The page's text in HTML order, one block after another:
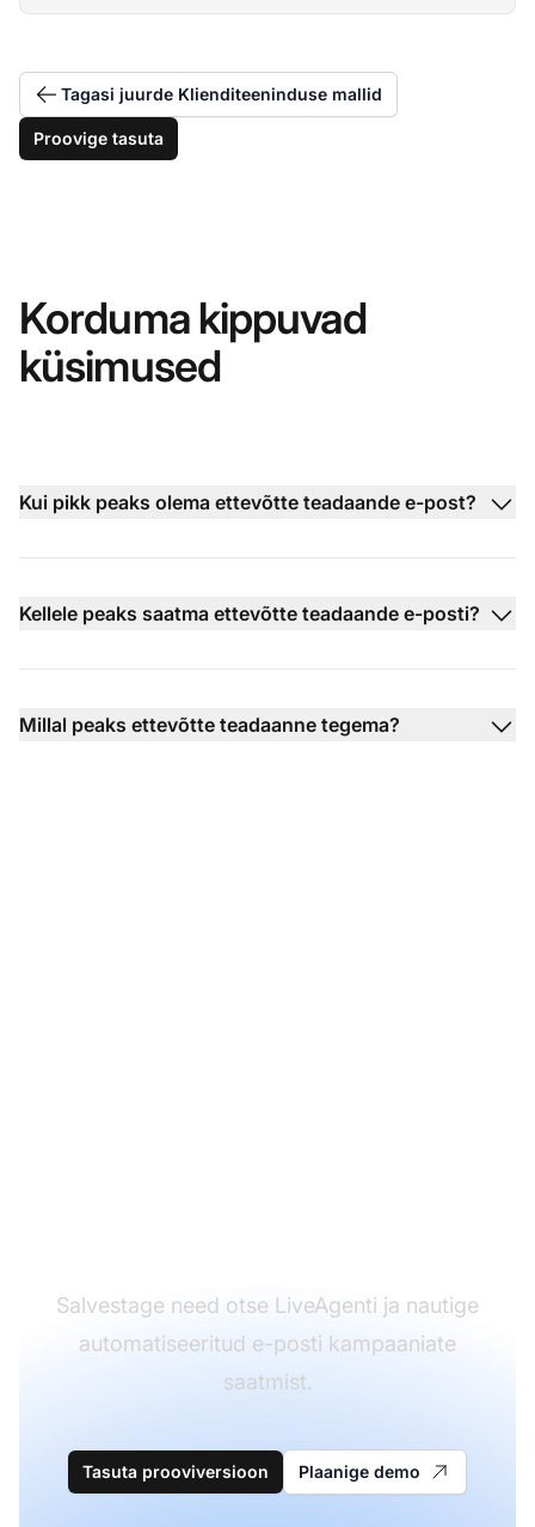
Tagasi juurde Klienditeeninduse mallid
Proovige tasuta
Korduma kippuvad
küsimused
Kui pikk peaks olema ettevõtte teadaande e-post?
Kellele peaks saatma ettevõtte teadaande e-posti?
Millal peaks ettevõtte teadaanne tegema?
Salvestage need otse LiveAgenti ja nautige
automatiseeritud e-posti kampaaniate
saatmist.
Tasuta prooviversioon Plaanige demo